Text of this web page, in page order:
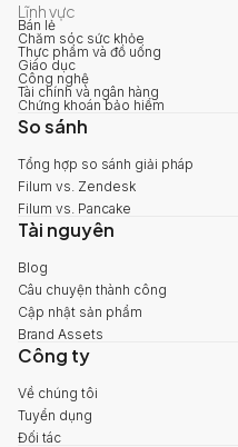
Lĩnh vực
Bán lẻ
Chăm sóc sức khỏe
Thực phẩm và đồ uống
Giáo dục
Công nghệ
Tài chính và ngân hàng
Chứng khoán bảo hiểm
So sánh
Tổng hợp so sánh giải pháp
Filum vs. Zendesk
Filum vs. Pancake
Tài nguyên
Blog
Câu chuyện thành công
Cập nhật sản phẩm
Brand Assets
Công ty
Về chúng tôi
Tuyển dụng
Đối tác